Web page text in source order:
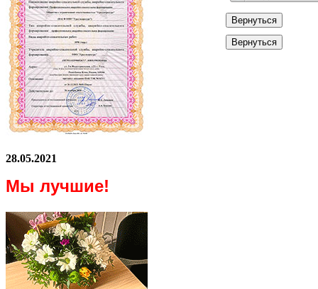
28.05.2021
Мы лучшие!